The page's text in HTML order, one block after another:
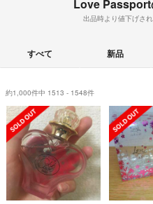
Love Passport
出品時より値下げさ
すべて 新品
約1,000件中 1513 - 1548件